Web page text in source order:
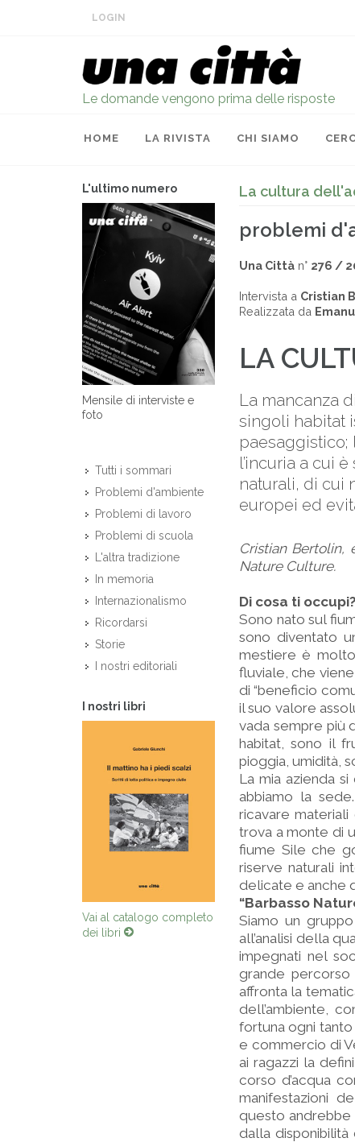
LOGIN
Le domande vengono prima delle risposte
HOME LA RIVISTA CHI SIAMO
L'ultimo numero
Mensile di interviste e
foto
Tutti i sommari
Problemi d'ambiente
Problemi di lavoro
Problemi di scuola
L'altra tradizione
In memoria
Internazionalismo
Ricordarsi
Storie
I nostri editoriali
I nostri libri
Vai al catalogo completo
dei libri
La cultura
problemi
Una Città n° 276 /
Intervista a Cristian
Realizzata da
LA
La mancanza
singoli habitat
paesaggistico;
l’incuria a cui
naturali, di cui
europei ed
Cristian Bertolin,
Nature Culture.
Di cosa ti occupi?
Sono nato sul
sono diventato
mestiere è
fluviale, che
di “beneficio
il suo valore
vada sempre più
habitat, sono il
pioggia, umidità,
La mia azienda
abbiamo la
ricavare
trova a monte di
fiume Sile che
riserve naturali
delicate e anche
“Barbasso
Siamo un
all’analisi della
impegnati nel
grande
affronta la
dell’ambiente,
fortuna ogni
e commercio di
ai ragazzi la
corso d’acqua
manifestazioni
questo andrebbe
dalla